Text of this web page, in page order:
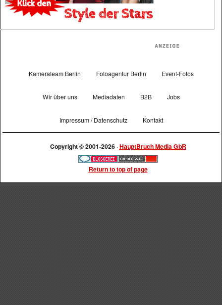
Kamerateam Berlin Fotoagentur Berlin Event-Fotos
Wir über uns Mediadaten B2B Jobs
Impressum / Datenschutz Kontakt
Copyright © 2001-2026 ·HauptBruch Media GbR
Return to top of page